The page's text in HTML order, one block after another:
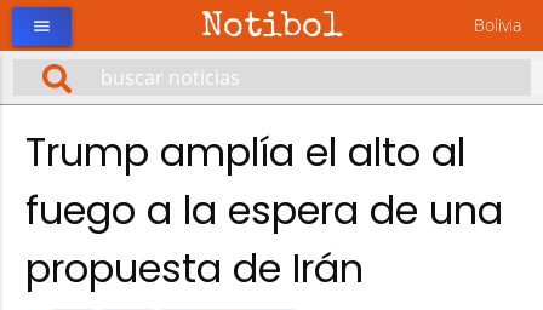
Notibol Bolivia
menu
Trump amplía el alto al
fuego a la espera de una
propuesta de Irán